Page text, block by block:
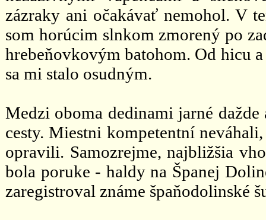
zázraky ani očakávať nemohol. V
som horúcim slnkom zmorený po
hrebeňovkovým batohom. Od hicu
sa mi stalo osudným.
Medzi oboma dedinami jarné
cesty. Miestni kompetentní
opravili. Samozrejme, najbližšia
bola poruke - haldy na Španej
zaregistroval známe špaňodolinské